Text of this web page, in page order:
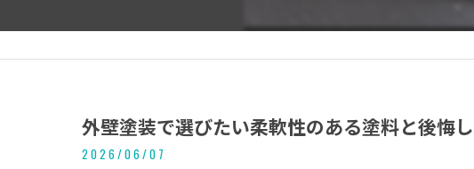
外壁塗装で選びたい柔軟性のある塗料と後悔
2026/06/07